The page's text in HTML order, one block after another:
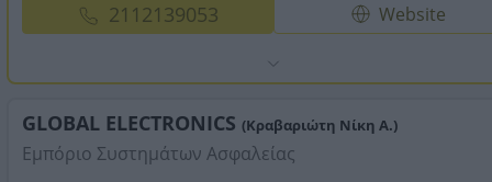
2112139053 Website
GLOBAL ELECTRONICS (Κραβαριώτη Νίκη Α.)
Εμπόριο Συστημάτων Ασφαλείας